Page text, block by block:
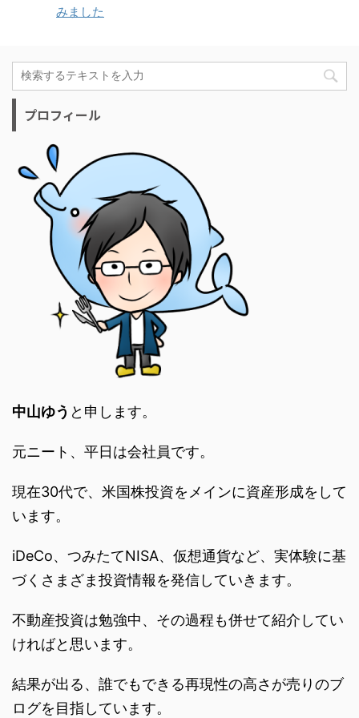
みました
プロフィール
中山ゆう と申します。
元ニート、平日は会社員です。
現在30代で、米国株投資をメインに資産形成をして
います。
iDeCo、つみたてNISA、仮想通貨など、実体験に基
づくさまざま投資情報を発信していきます。
不動産投資は勉強中、その過程も併せて紹介してい
ければと思います。
結果が出る、誰でもできる再現性の高さが売りのブ
ログを目指しています。